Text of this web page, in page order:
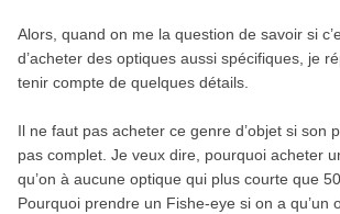
Alors, quand on me la question de savoir si
d’acheter des optiques aussi spécifiques, je
tenir compte de quelques détails.
Il ne faut pas acheter ce genre d’objet si son
pas complet. Je veux dire, pourquoi acheter
qu’on à aucune optique qui plus courte que
Pourquoi prendre un Fishe-eye si on a qu’un